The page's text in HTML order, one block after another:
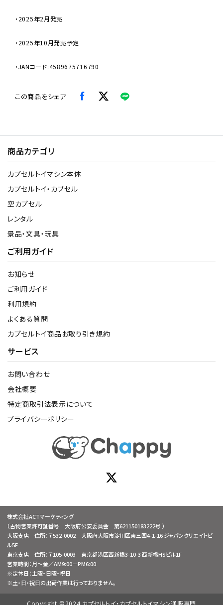
・2025年2月発売
・2025年10月発売予定
・JANコード:4589675716790
この商品をシェア
商品カテゴリ
カプセルトイマシン本体
カプセルトイ・カプセル
空カプセル
レンタル
景品・文具・玩具
ご利用ガイド
お知らせ
ご利用ガイド
利用規約
よくある質問
カプセルトイ商品お取り引き規約
サービス
お問い合わせ
会社概要
特定商取引法表示について
プライバシーポリシー
株式会社ACTマーケティング
（古物営業許可証番号 大阪府公安委員会 第621150183222号 ）
大阪支店 住所：〒532-0002 大阪府大阪市淀川区東三国4-1-16 ジャパンクリエイトビ
ル5F
東京支店 住所：〒105-0003 東京都港区西新橋3-10-3 西新橋HSビル1F
営業時間：月～金／AM9:00－PM6:00
※定休日：土曜・日曜・祝日
※土・日・祝日の出荷作業は行っておりません。